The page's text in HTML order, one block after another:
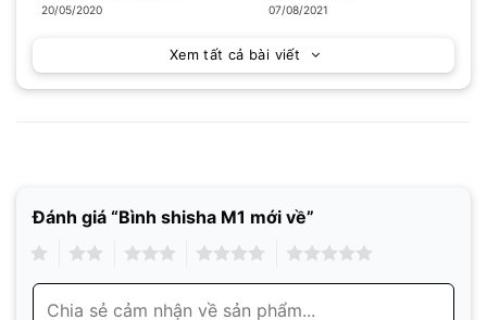
Đánh giá “Bình shisha M1 mới về”
20/05/2020 07/08/2021
Xem tất cả bài viết